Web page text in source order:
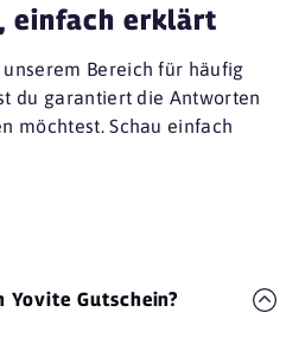
einfach erklärt
Bereich für häufig
du garantiert die Antworten
möchtest. Schau einfach
Yovite Gutschein?